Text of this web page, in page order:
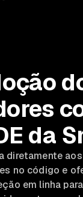
da
diretamente
no código e
em linha